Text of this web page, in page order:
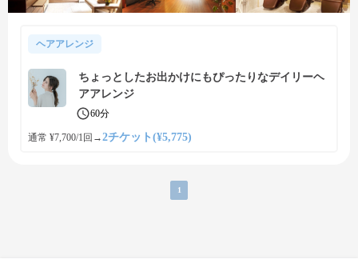
ヘアアレンジ
ちょっとしたお出かけにもぴったりなデイリーヘ
アアレンジ
60分
通常 ¥7,700/1回 →2チケット(¥5,775)
1